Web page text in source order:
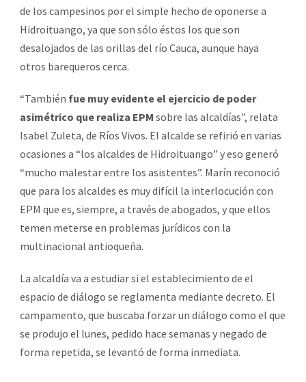
de los campesinos por el simple hecho de oponerse a
Hidroituango, ya que son sólo éstos los que son
desalojados de las orillas del río Cauca, aunque haya
otros barequeros cerca.
“También fue muy evidente el ejercicio de poder
asimétrico que realiza EPM sobre las alcaldías”, relata
Isabel Zuleta, de Ríos Vivos. El alcalde se refirió en varias
ocasiones a “los alcaldes de Hidroituango” y eso generó
“mucho malestar entre los asistentes”. Marín reconoció
que para los alcaldes es muy difícil la interlocución con
EPM que es, siempre, a través de abogados, y que ellos
temen meterse en problemas jurídicos con la
multinacional antioqueña.
La alcaldía va a estudiar si el establecimiento de el
espacio de diálogo se reglamenta mediante decreto. El
campamento, que buscaba forzar un diálogo como el que
se produjo el lunes, pedido hace semanas y negado de
forma repetida, se levantó de forma inmediata.